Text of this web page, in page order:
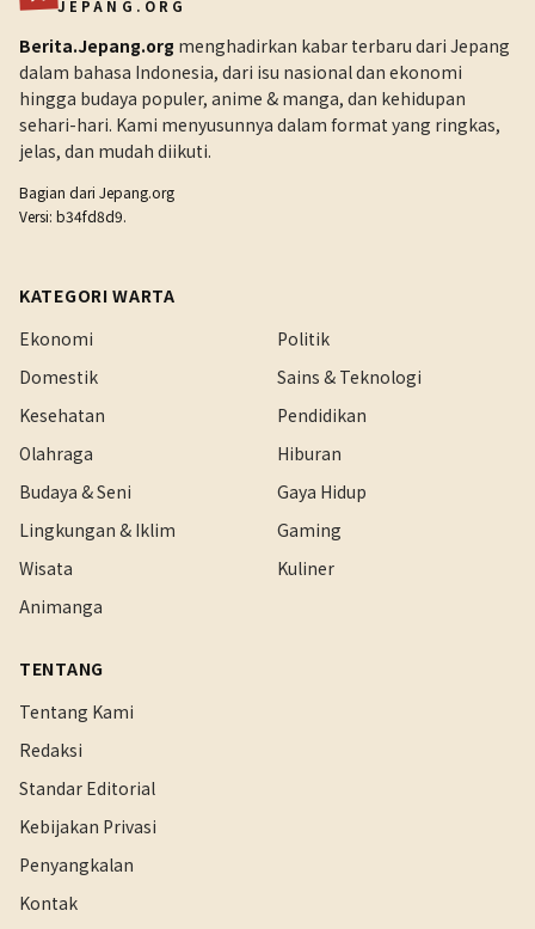
JEPANG.ORG
Berita.Jepang.org menghadirkan kabar terbaru dari Jepang
dalam bahasa Indonesia, dari isu nasional dan ekonomi
hingga budaya populer, anime & manga, dan kehidupan
sehari-hari. Kami menyusunnya dalam format yang ringkas,
jelas, dan mudah diikuti.
Bagian dari Jepang.org
Versi: b34fd8d9.
KATEGORI WARTA
Ekonomi
Politik
Domestik
Sains & Teknologi
Kesehatan
Pendidikan
Olahraga
Hiburan
Budaya & Seni
Gaya Hidup
Lingkungan & Iklim
Gaming
Wisata
Kuliner
Animanga
TENTANG
Tentang Kami
Redaksi
Standar Editorial
Kebijakan Privasi
Penyangkalan
Kontak